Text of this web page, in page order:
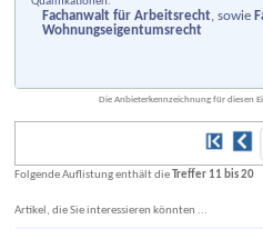
Fachanwalt für Arbeitsrecht, sowie
Wohnungseigentumsrecht
Die Anbieterkennzeichnung für diesen
Folgende Auflistung enthält die Treffer 11 bis 20
Artikel, die Sie interessieren könnten ...